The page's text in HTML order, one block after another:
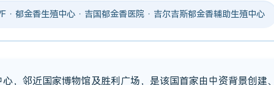
· 郁金香生殖中心 · 吉国郁金香医院 · 吉尔吉斯郁金香辅助生殖中心
，邻近国家博物馆及胜利广场，是该国首家由中资背景创建